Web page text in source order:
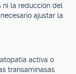
ni la reducción del
ajustar la
activa o
transaminasas